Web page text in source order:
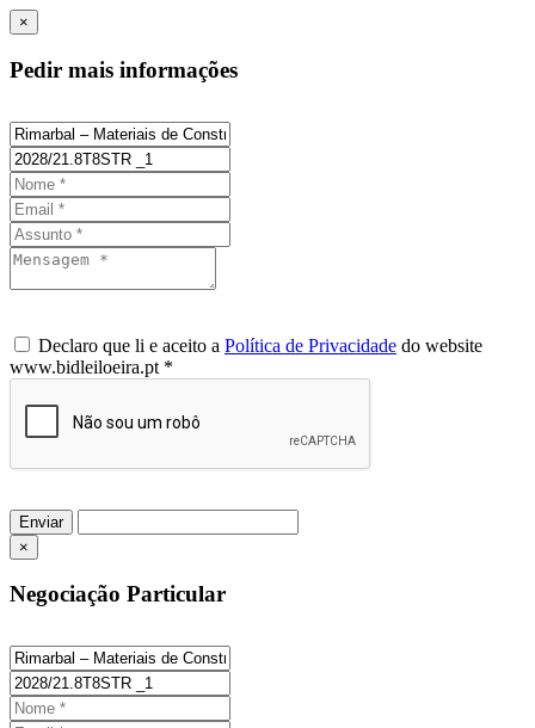
×
Pedir mais informações
Declaro que li e aceito a Política de Privacidade do website
www.bidleiloeira.pt *
Enviar
×
Negociação Particular